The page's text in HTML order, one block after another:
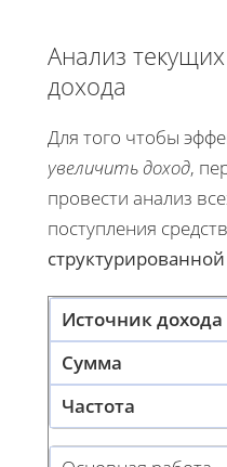
Анализ
дохода
Для того чтобы
увеличить доход,
провести анализ
поступления
Источник дохода
Сумма
Частота